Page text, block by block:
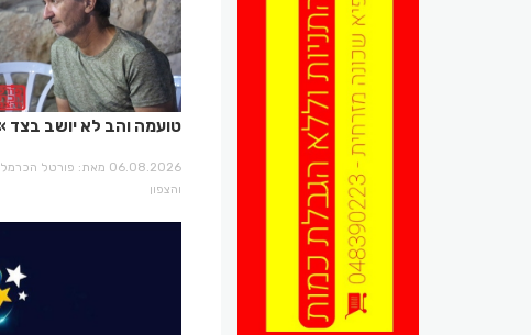
טועמה והב לא יושב בצד
06.08.2026 מאת: פורטל הכרמל
והצפון